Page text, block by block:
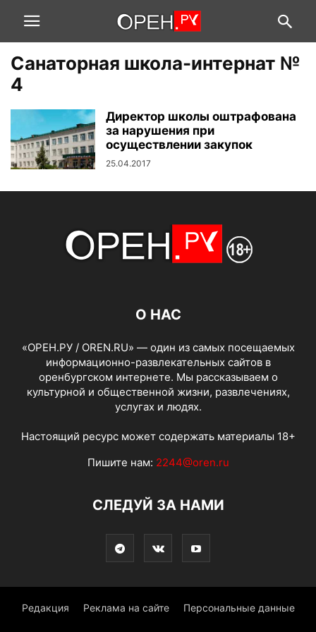
Санаторная школа-интернат №
4
Директор школы оштрафована
за нарушения при
осуществлении закупок
25.04.2017
О НАС
«ОРЕН.РУ / OREN.RU» — один из самых посещаемых
информационно-развлекательных сайтов в
оренбургском интернете. Мы рассказываем о
культурной и общественной жизни, развлечениях,
услугах и людях.
Настоящий ресурс может содержать материалы 18+
Пишите нам: 2244@oren.ru
СЛЕДУЙ ЗА НАМИ
Редакция Реклама на сайте Персональные данные